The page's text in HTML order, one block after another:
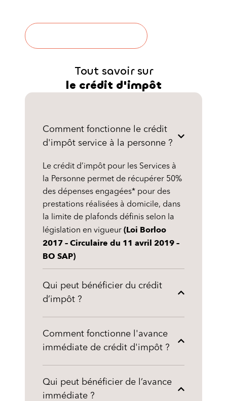
Tout savoir sur
le crédit d'impôt
Comment fonctionne le crédit
d'impôt service à la personne ?
Le crédit d’impôt pour les Services à
la Personne permet de récupérer 50%
des dépenses engagées* pour des
prestations réalisées à domicile, dans
la limite de plafonds définis selon la
législation en vigueur (Loi Borloo
2017 – Circulaire du 11 avril 2019 –
BO SAP)
Qui peut bénéficier du crédit
d’impôt ?
Comment fonctionne l'avance
immédiate de crédit d'impôt ?
Qui peut bénéficier de l’avance
immédiate ?